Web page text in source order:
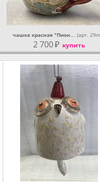
чашка красная "Пион… (арт.
2 700₽ купить